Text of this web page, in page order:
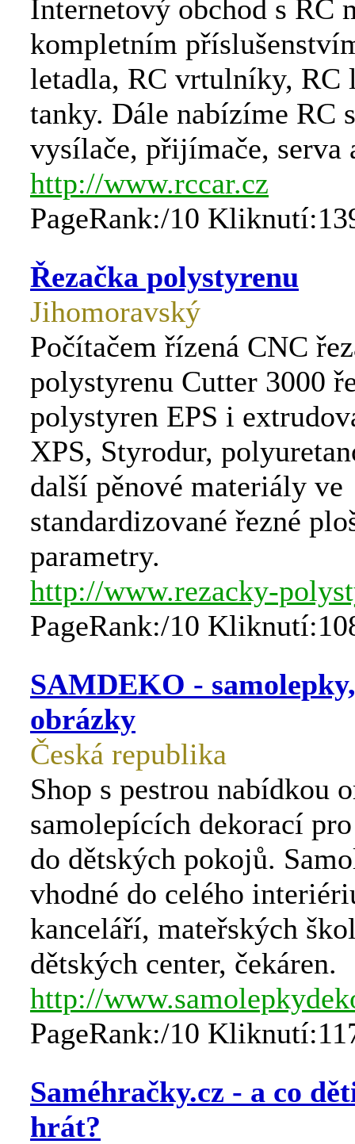
Internetový obchod s RC
kompletním
letadla, RC vrtulníky, RC
tanky. Dále nabízíme RC
vysílače, přijímače, serva
http://www.rccar.cz
PageRank:/10
Řezačka polystyrenu
Jihomoravský
Počítačem řízená CNC
polystyrenu Cutter 3000
polystyren EPS i
XPS, Styrodur,
další pěnové materiály ve
standardizované řezné
parametry.
http://www.rezacky-
PageRank:/10
SAMDEKO -
obrázky
Česká republika
Shop s pestrou nabídkou
samolepících dekorací
do dětských pokojů.
vhodné do celého
kanceláří, mateřských
dětských center, čekáren.
http://
PageRank:/10
Saméhračky.cz - a co
hrát?